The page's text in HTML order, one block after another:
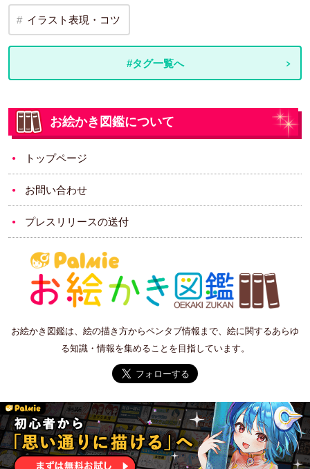
イラスト表現・コツ
#タグ一覧へ
お絵かき図鑑について
トップページ
お問い合わせ
プレスリリースの送付
お絵かき図鑑は、絵の描き方からペンタブ情報まで、絵に関するあらゆ
る知識・情報を集めることを目指しています。